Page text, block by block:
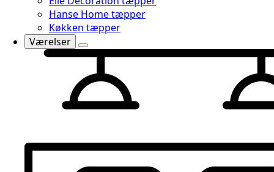
Hanse Home tæpper
Køkken tæpper
Værelser